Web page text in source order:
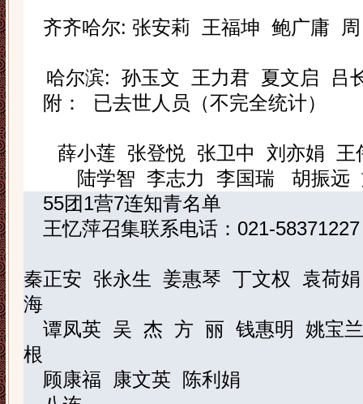
齐齐哈尔: 张安莉 王福坤 鲍广庸 周
哈尔滨: 孙玉文 王力君 夏文启
吕
附：
已去世人员（不完全统计）
薛小莲 张登悦 张卫中 刘亦娟
王
陆学智 李志力 李国瑞 胡振远
55团1营7连知青名单
王忆萍召集联系电话： 021-58371227
秦正安 张永生 姜惠琴 丁文权
袁荷娟
海
谭凤英
吴 杰 方 丽 钱惠明
姚宝兰
根
顾康福
康文英
陈利娟